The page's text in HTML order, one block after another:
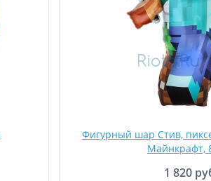
Фигурный шар Стив,
Майнкрафт,
1 820